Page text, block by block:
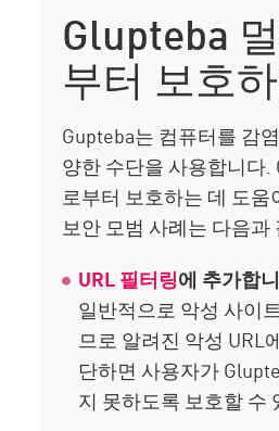
Glupteba
부터 보호
Gupteba는 컴퓨터를 감
양한 수단을 사용합니다.
로부터 보호하는 데 도움
보안 모범 사례는 다음과
URL 필터링에 추가합
일반적으로 악성 사이
므로 알려진 악성 URL
단하면 사용자가
지 못하도록 보호할 수